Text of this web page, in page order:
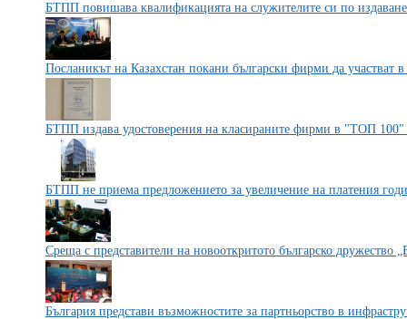
БТПП повишава квалификацията на служителите си по
Посланикът на Казахстан покани български фирми да участват
БТПП издава удостоверения на класираните фирми в "ТОП
БТПП не приема предложението за увеличение на платения
Среща с представители на новооткритото българско дружество
България представи възможностите за партньорство в